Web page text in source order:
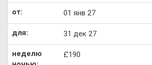
01 янв 27
31 дек 27
£190